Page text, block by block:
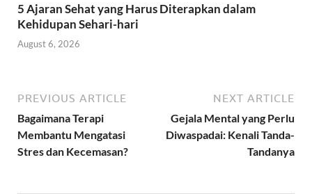
5 Ajaran Sehat yang Harus Diterapkan dalam
Kehidupan Sehari-hari
August 6, 2026
PREVIOUS ARTICLE
Bagaimana Terapi
Membantu Mengatasi
Stres dan Kecemasan?
NEXT ARTICLE
Gejala Mental yang Perlu
Diwaspadai: Kenali Tanda-
Tandanya